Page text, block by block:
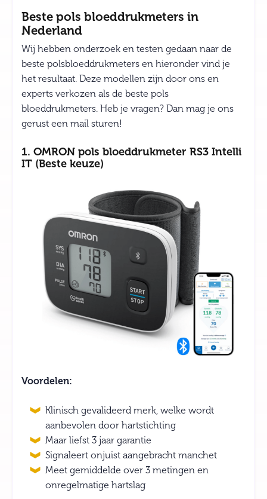
Beste pols bloeddrukmeters in
Nederland
Wij hebben onderzoek en testen gedaan naar de
beste polsbloeddrukmeters en hieronder vind je
het resultaat. Deze modellen zijn door ons en
experts verkozen als de beste pols
bloeddrukmeters. Heb je vragen? Dan mag je ons
gerust een mail sturen!
1. OMRON pols bloeddrukmeter RS3 Intelli
IT (Beste keuze)
Voordelen:
Klinisch gevalideerd merk, welke wordt
aanbevolen door hartstichting
Maar liefst 3 jaar garantie
Signaleert onjuist aangebracht manchet
Meet gemiddelde over 3 metingen en
onregelmatige hartslag